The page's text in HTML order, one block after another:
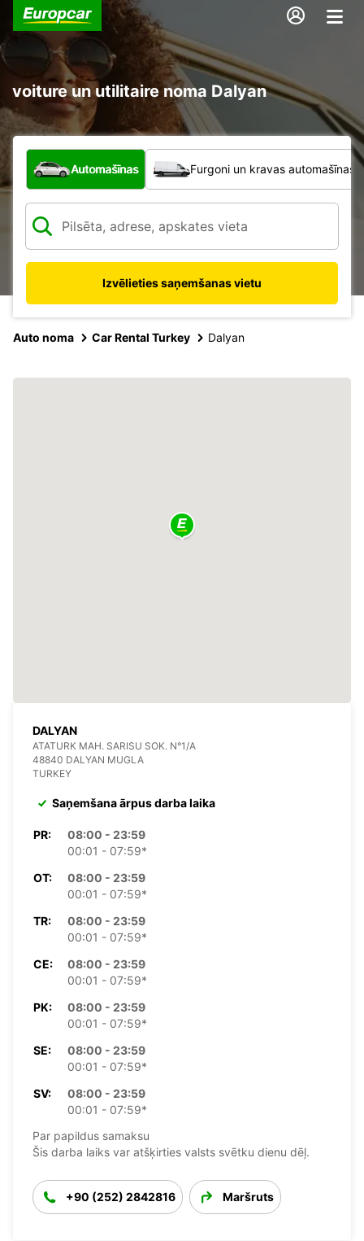
voiture un utilitaire noma Dalyan
Kāda veida transportlīdzeklis?
Automašīnas Furgoni un kravas automašīnas
Izvēlieties saņemšanas vietu
Auto noma Car Rental Turkey Dalyan
DALYAN
ATATURK MAH. SARISU SOK. N°1/A
48840 DALYAN MUGLA
TURKEY
Saņemšana ārpus darba laika
PR:
08:00 - 23:59
00:01 - 07:59*
OT:
08:00 - 23:59
00:01 - 07:59*
TR:
08:00 - 23:59
00:01 - 07:59*
CE:
08:00 - 23:59
00:01 - 07:59*
PK:
08:00 - 23:59
00:01 - 07:59*
SE:
08:00 - 23:59
00:01 - 07:59*
SV:
08:00 - 23:59
00:01 - 07:59*
Par papildus samaksu
Šis darba laiks var atšķirties valsts svētku dienu dēļ.
+90 (252) 2842816 Maršruts